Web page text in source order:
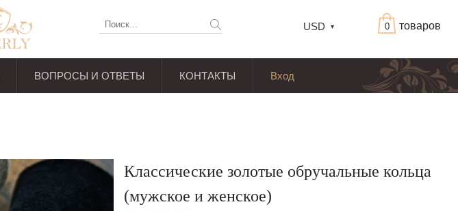
товаров
0
USD
ВОПРОСЫ И ОТВЕТЫ КОНТАКТЫ Вход
Классические золотые обручальные кольца
(мужское и женское)